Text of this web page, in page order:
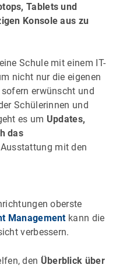
Tablets und
Konsole aus zu
Schule mit einem IT-
nicht nur die eigenen
erwünscht und
Schülerinnen und
es um Updates,
das
mit den
oberste
Managementkann die
verbessern.
den Überblick über